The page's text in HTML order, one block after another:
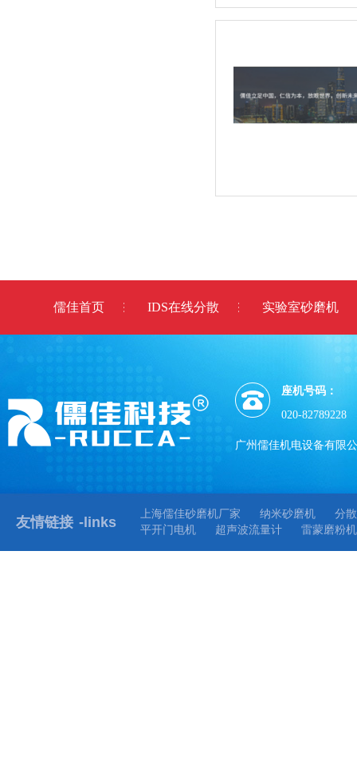
儒佳首页 IDS在线分散 实验室砂磨机
座机号码：
020-82789228
广州儒佳机电设备有限
友情链接 -links
上海儒佳砂磨机厂家 纳米砂磨机
分
平开门电机
超声波流量计 雷蒙磨粉机